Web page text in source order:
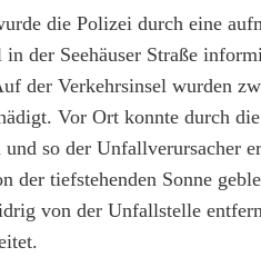
die Polizei durch eine
der Seehäuser Straße
der Verkehrsinsel wurden
Vor Ort konnte durch
so der Unfallverursacher
der tiefstehenden Sonne
von der Unfallstelle